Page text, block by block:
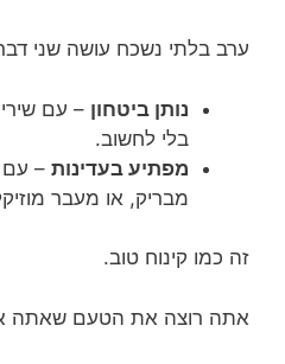
ערב בלתי נשכח עושה שני
נותן ביטחון – עם
בלי לחשוב.
מפתיע בעדינות – עם
מבריק, או מעבר
זה כמו קינוח טוב.
אתה רוצה את הטעם שאתה